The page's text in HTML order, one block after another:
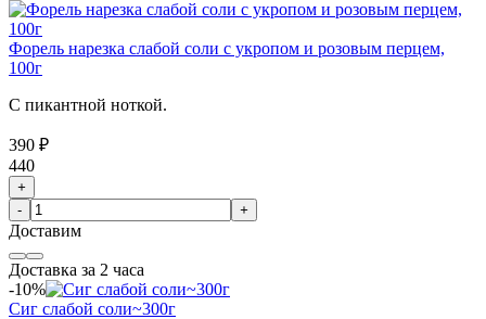
Форель нарезка слабой соли с укропом и розовым перцем,
100г
С пикантной ноткой.
390 ₽
440
+
-
+
Доставим
Доставка за 2 часа
-10%
Сиг слабой соли~300г